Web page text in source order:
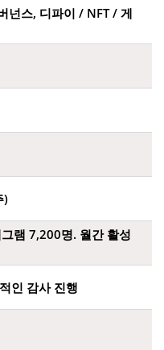
넌스, 디파이 / NFT / 게
)
램 7,200명. 월간 활성
인 감사 진행